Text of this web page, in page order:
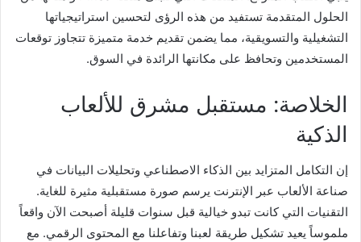
الحلول المتقدمة تستفيد من هذه الرؤى لتحسين استراتيجياتها
التشغيلية والتسويقية، مما يضمن تقديم خدمة متميزة تتجاوز توقعات
المستخدمين وتحافظ على مكانتها الرائدة في السوق.
الخلاصة: مستقبل مشرق للألعاب
الذكية
إن التكامل المتزايد بين الذكاء الاصطناعي وتحليلات البيانات في
صناعة الألعاب عبر الإنترنت يرسم صورة مستقبلية مثيرة للغاية.
التقنيات التي كانت تبدو خيالية قبل سنوات قليلة أصبحت الآن واقعاً
ملموساً يعيد تشكيل طريقة لعبنا وتفاعلنا مع المحتوى الرقمي. مع